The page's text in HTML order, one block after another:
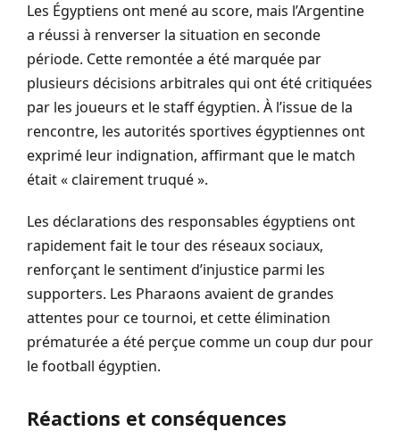
Les Égyptiens ont mené au score, mais l’Argentine
a réussi à renverser la situation en seconde
période. Cette remontée a été marquée par
plusieurs décisions arbitrales qui ont été critiquées
par les joueurs et le staff égyptien. À l’issue de la
rencontre, les autorités sportives égyptiennes ont
exprimé leur indignation, affirmant que le match
était « clairement truqué ».
Les déclarations des responsables égyptiens ont
rapidement fait le tour des réseaux sociaux,
renforçant le sentiment d’injustice parmi les
supporters. Les Pharaons avaient de grandes
attentes pour ce tournoi, et cette élimination
prématurée a été perçue comme un coup dur pour
le football égyptien.
Réactions et conséquences